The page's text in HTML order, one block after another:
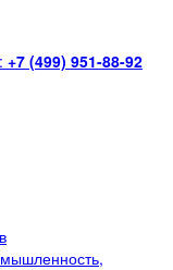
+7 (499) 951-88-92